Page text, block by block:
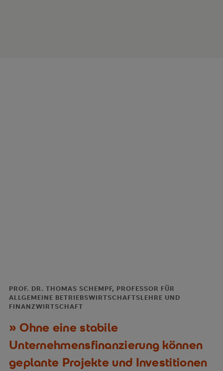
Ohne eine stabile
Unternehmensfinanzierung können
geplante Projekte und Investitionen
PROF. DR. THOMAS SCHEMPF, PROFESSOR FÜR
ALLGEMEINE BETRIEBSWIRTSCHAFTSLEHRE UND
FINANZWIRTSCHAFT